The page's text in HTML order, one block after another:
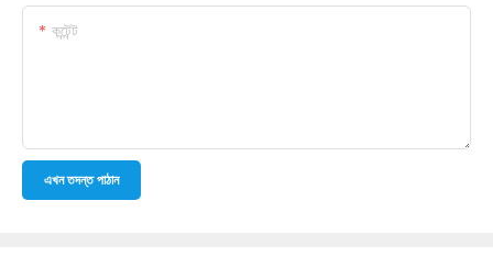
কন্টেন্ট
এখন তদন্ত পাঠান